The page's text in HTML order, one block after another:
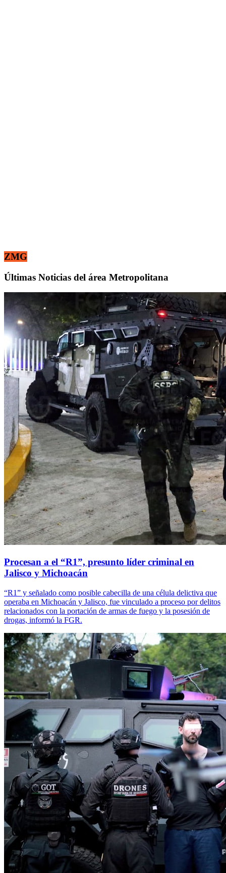
ZMG
Últimas Noticias del área Metropolitana
Procesan a el “R1”, presunto líder criminal en
Jalisco y Michoacán
“R1” y señalado como posible cabecilla de una célula delictiva que
operaba en Michoacán y Jalisco, fue vinculado a proceso por delitos
relacionados con la portación de armas de fuego y la posesión de
drogas, informó la FGR.